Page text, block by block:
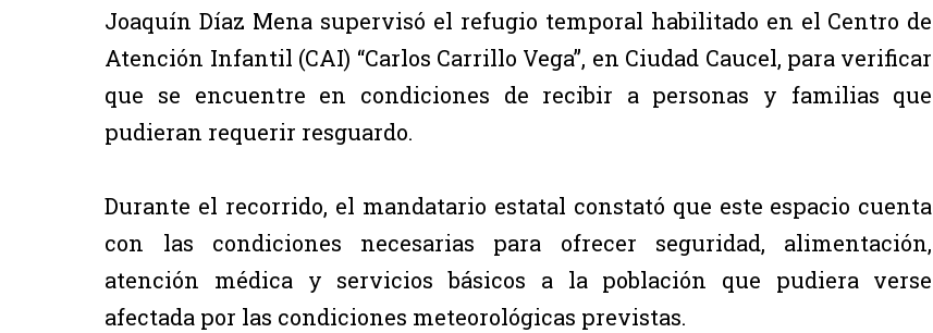
Joaquín Díaz Mena supervisó el refugio temporal habilitado en el Centro de
Atención Infantil (CAI) “Carlos Carrillo Vega”, en Ciudad Caucel, para verificar
que se encuentre en condiciones de recibir a personas y familias que
pudieran requerir resguardo.
Durante el recorrido, el mandatario estatal constató que este espacio cuenta
con las condiciones necesarias para ofrecer seguridad, alimentación,
atención médica y servicios básicos a la población que pudiera verse
afectada por las condiciones meteorológicas previstas.